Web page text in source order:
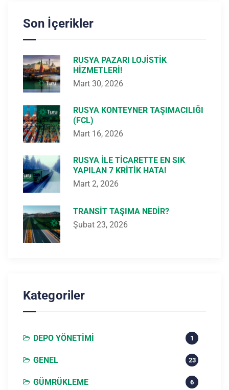
Son İçerikler
RUSYA PAZARI LOJISTIK
HIZMETLERI!
Mart 30, 2026
RUSYA KONTEYNER TAŞIMACILIĞI
(FCL)
Mart 16, 2026
RUSYA ILE TICARETTE EN SIK
YAPILAN 7 KRITIK HATA!
Mart 2, 2026
TRANSIT TAŞIMA NEDIR?
Şubat 23, 2026
Kategoriler
DEPO YÖNETIMI 1
GENEL 23
GÜMRÜKLEME 6